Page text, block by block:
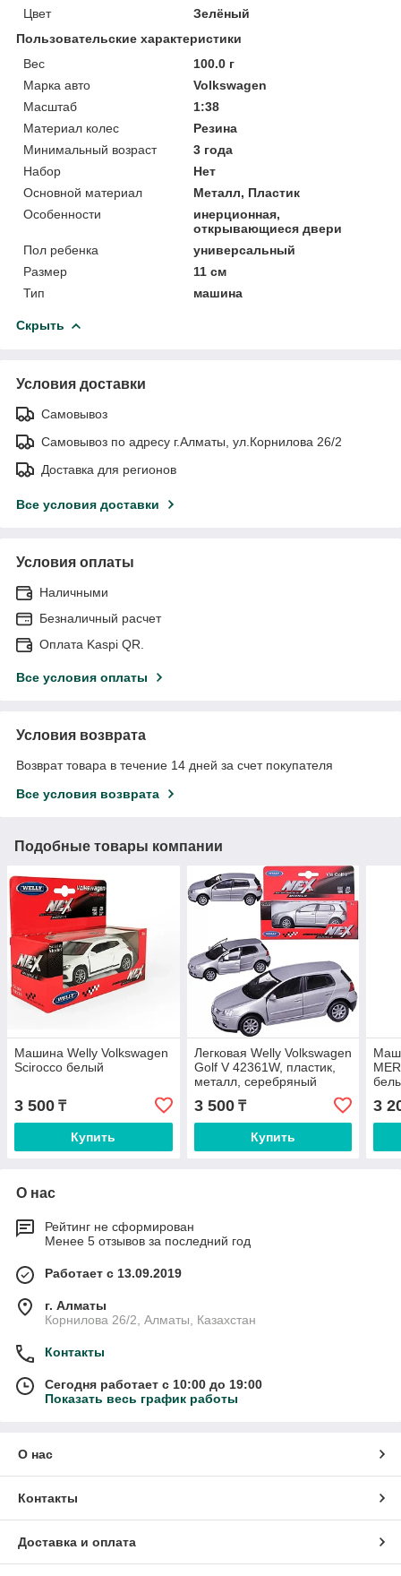
Цвет
Зелёный
Пользовательские характеристики
Вес
100.0 г
Марка авто
Volkswagen
Масштаб
1:38
Материал колес
Резина
Минимальный возраст
3 года
Набор
Нет
Основной материал
Металл, Пластик
Особенности
инерционная,
открывающиеся двери
Пол ребенка
универсальный
Размер
11 см
Тип
машина
Скрыть
Условия доставки
Самовывоз
Самовывоз по адресу г.Алматы, ул.Корнилова 26/2
Доставка для регионов
Все условия доставки
Условия оплаты
Наличными
Безналичный расчет
Оплата Kaspi QR.
Все условия оплаты
Условия возврата
Возврат товара в течение 14 дней за счет покупателя
Все условия возврата
Подобные товары компании
Машина Welly Volkswagen
Scirocco белый
3 500 ₸
Купить
Легковая Welly Volkswagen
Golf V 42361W, пластик,
металл, серебряный
3 500₸
Купить
3
О нас
Рейтинг не сформирован
Менее 5 отзывов за последний год
Работает с 13.09.2019
г. Алматы
Корнилова 26/2, Алматы, Казахстан
Контакты
Сегодня работает с 10:00 до 19:00
Показать весь график работы
О нас
Контакты
Доставка и оплата